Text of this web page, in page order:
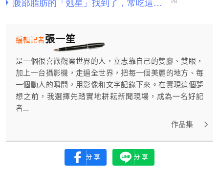
張一笙
編輯記者
是一個很喜歡觀察世界的人，立志靠自己的雙腳、雙眼，
加上一台攝影機，走遍全世界，把每一個美麗的地方、每
一個動人的瞬間，用影像和文字記錄下來。在實現這個夢
想之前，我選擇先踏實地耕耘新聞現場，成為一名好記
者...
作品集
分享 分享